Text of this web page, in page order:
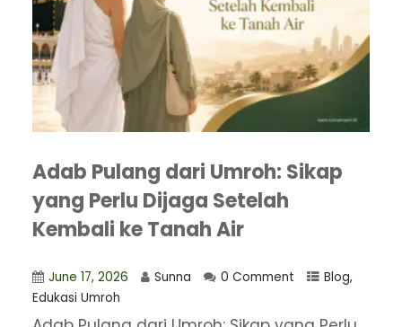
Adab Pulang dari Umroh: Sikap
yang Perlu Dijaga Setelah
Kembali ke Tanah Air
June 17, 2026 Sunna 0 Comment Blog,
Edukasi Umroh